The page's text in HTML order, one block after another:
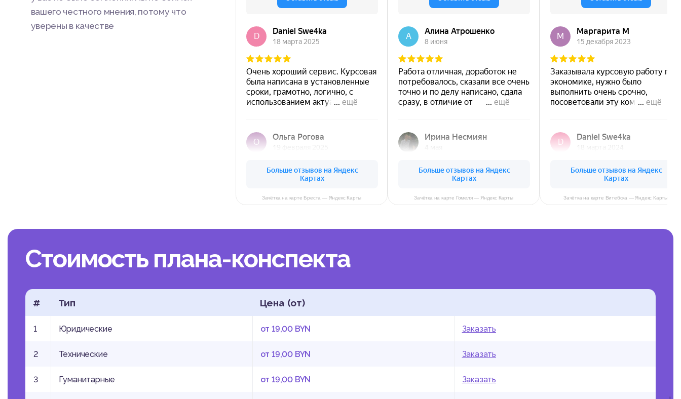
вашего честного мнения, потому что
уверены в качестве
Зачётка на карте Бреста — Яндекс Карты Зачётка на карте Гомеля — Яндекс Карты Зачётка на карте Витебска — Яндекс Карты
Стоимость плана-конспекта
# Тип Цена (от)
1 Юридические от 19,00 BYN Заказать
2 Технические от 19,00 BYN Заказать
3 Гуманитарные от 19,00 BYN Заказать